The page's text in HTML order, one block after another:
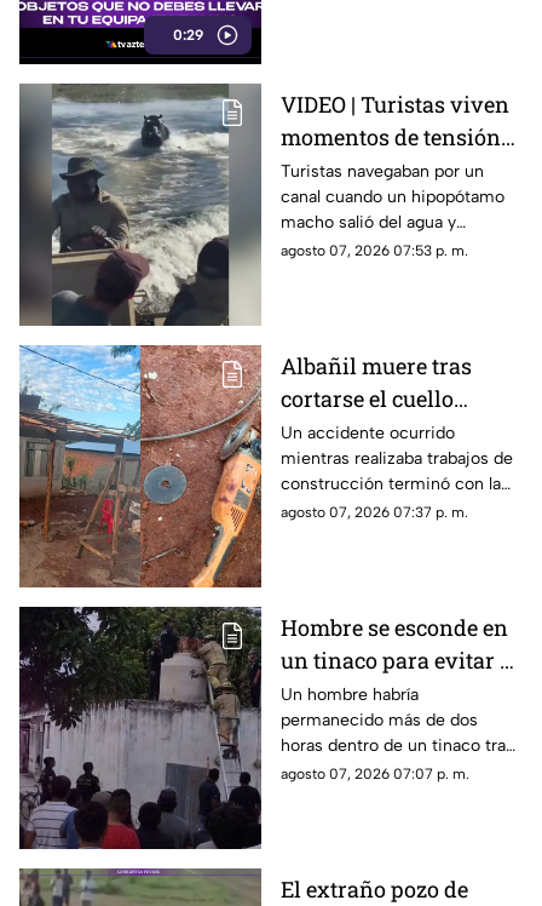
0:29
VIDEO | Turistas viven
momentos de tensión
al escapar de un
hipopótamo en un río
de Botsuana
Turistas navegaban por un
canal cuando un hipopótamo
macho salió del agua y
comenzó a seguir la
agosto 07, 2026 07:53 p. m.
Albañil muere tras
cortarse el cuello
accidentalmente con
herramienta eléctrica
Un accidente ocurrido
mientras realizaba trabajos de
construcción terminó con la
vida de un albañil, luego de
agosto 07, 2026 07:37 p. m.
Hombre se esconde en
un tinaco para evitar al
esposo de su amante y
termina atrapado
Un hombre habría
permanecido más de dos
horas dentro de un tinaco tras
intentar ocultarse en una
agosto 07, 2026 07:07 p. m.
El extraño pozo de